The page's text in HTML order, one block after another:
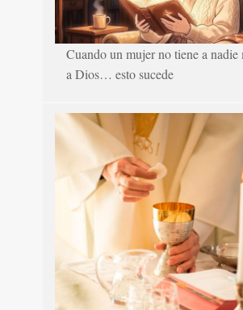
Cuando un mujer no tiene a nadie
a Dios… esto sucede